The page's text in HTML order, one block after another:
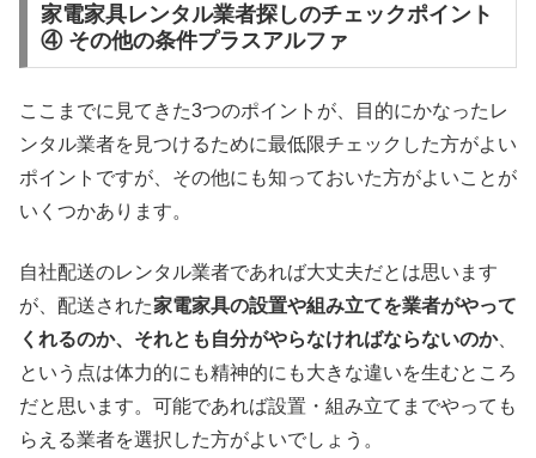
家電家具レンタル業者探しのチェックポイント
④ その他の条件プラスアルファ
ここまでに見てきた3つのポイントが、目的にかなったレ
ンタル業者を見つけるために最低限チェックした方がよい
ポイントですが、その他にも知っておいた方がよいことが
いくつかあります。
自社配送のレンタル業者であれば大丈夫だとは思います
が、配送された家電家具の設置や組み立てを業者がやって
くれるのか、それとも自分がやらなければならないのか、
という点は体力的にも精神的にも大きな違いを生むところ
だと思います。可能であれば設置・組み立てまでやっても
らえる業者を選択した方がよいでしょう。